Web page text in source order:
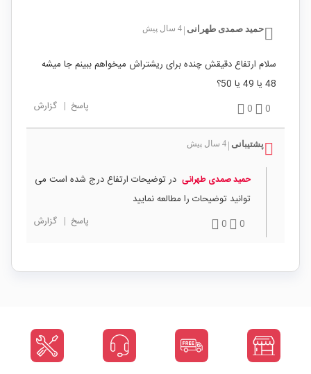
حمید صمدی طهرانی 4 سال پیش
سلام ارتفاع دقیقش چنده برای ریشتراش میخواهم ببینم جا میشه
48 یا 49 یا 50؟
0
0 پاسخ | گزارش
پشتیبانی 4 سال پیش
حمید صمدی طهرانی در توضیحات ارتفاع درج شده است می
توانید توضیحات را مطالعه نمایید
0
0 پاسخ | گزارش